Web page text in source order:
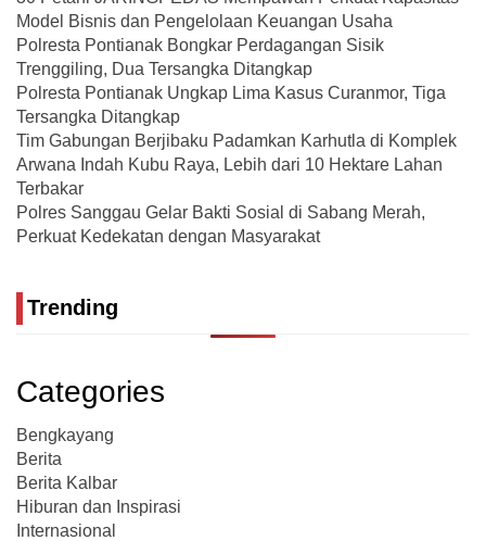
Model Bisnis dan Pengelolaan Keuangan Usaha
Polresta Pontianak Bongkar Perdagangan Sisik
Trenggiling, Dua Tersangka Ditangkap
Polresta Pontianak Ungkap Lima Kasus Curanmor, Tiga
Tersangka Ditangkap
Tim Gabungan Berjibaku Padamkan Karhutla di Komplek
Arwana Indah Kubu Raya, Lebih dari 10 Hektare Lahan
Terbakar
Polres Sanggau Gelar Bakti Sosial di Sabang Merah,
Perkuat Kedekatan dengan Masyarakat
Trending
Categories
Bengkayang
Berita
Berita Kalbar
Hiburan dan Inspirasi
Internasional